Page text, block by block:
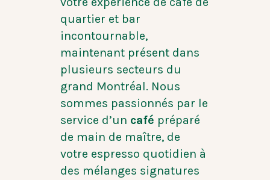
quartier et bar
incontournable,
maintenant présent dans
plusieurs secteurs du
grand Montréal. Nous
sommes passionnés par le
service d’un café préparé
de main de maître, de
votre espresso quotidien à
des mélanges signatures